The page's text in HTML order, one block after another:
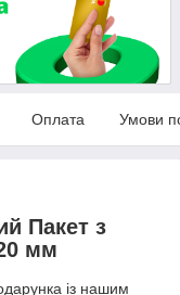
Оплата Умови
Пакет з
мм
із нашим